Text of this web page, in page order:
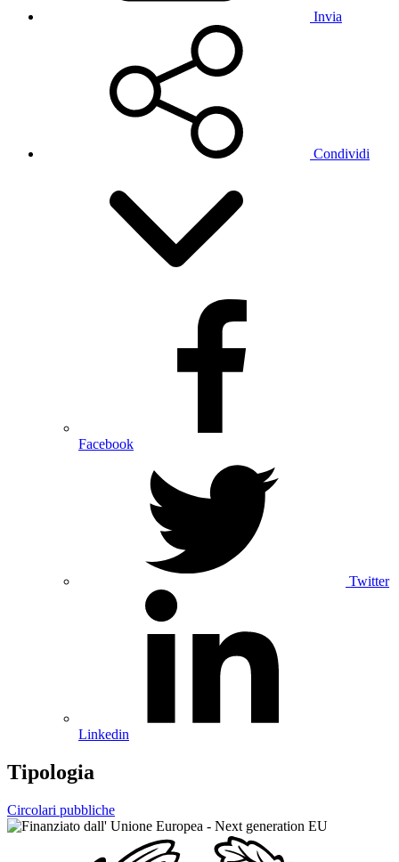
Invia
Condividi
Facebook
Twitter
Linkedin
Tipologia
Circolari pubbliche